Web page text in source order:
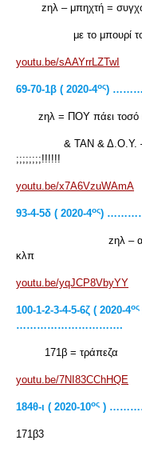
zηλ – μπηχτή =
με το μπουρί το
youtu.be/sAAYrrLZTwI
69-70-1β ( 2020-4ος)
zηλ = ΠΟΥ πάει τοσό
& ΤΑΝ & Δ.Ο.Υ. –
;;;;;;;;!!!!!!
youtu.be/x7A6VzuWAmA
93-4-5δ ( 2020-4ος)
zηλ – ανάλυση
κλπ
youtu.be/yqJCP8VbyYY
100-1-2-3-4-5-6ζ ( 2020-4ος
………………………….
171β = τράπεζα
youtu.be/7NI83CChHQE
184θ-ι ( 2020-10ος )
171β3